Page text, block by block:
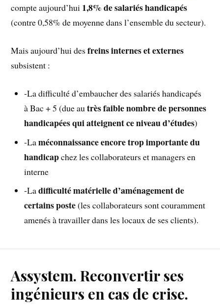
compte aujourd’hui 1,8% de salariés handicapés
(contre 0,58% de moyenne dans l’ensemble du secteur).
Mais aujourd’hui desfreins internes et externes
subsistent :
-La difficulté d’embaucher des salariés handicapés
à Bac + 5 (due autrès faible nombre de personnes
handicapées qui atteignent ce niveau d’études)
-Laméconnaissance encore trop importante du
handicapchez les collaborateurs et managers en
interne
-Ladifficulté matérielle d’aménagement de
certains poste(les collaborateurs sont couramment
amenés à travailler dans les locaux de ses clients).
Assystem. Reconvertir ses
ingénieurs en cas de crise.